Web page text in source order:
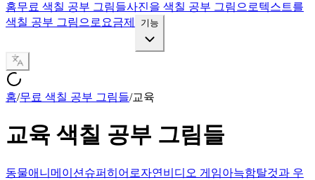
홈무료 색칠 공부 그림들사진을 색칠 공부 그림으로텍스트를
색칠 공부 그림으로 요금제 기능
홈/무료 색칠 공부 그림들/교육
교육 색칠 공부 그림들
동물애니메이션 슈퍼히어로자연 비디오 게임아늑함탈것과 우